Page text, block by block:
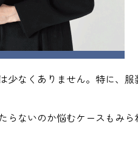
少なくありません。特に、
ないのか悩むケースもみら